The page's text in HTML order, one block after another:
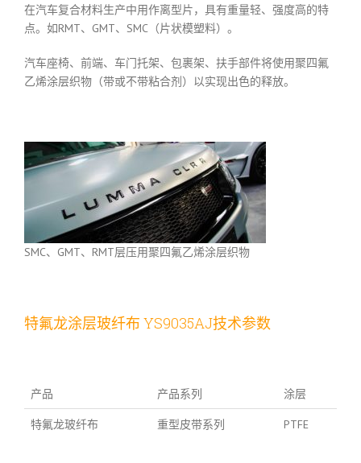
在汽车复合材料生产中用作离型片，具有重量轻、强度高的特
点。如RMT、GMT、SMC（片状模塑料）。
汽车座椅、前端、车门托架、包裹架、扶手部件将使用聚四氟
乙烯涂层织物（带或不带粘合剂）以实现出色的释放。
SMC、GMT、RMT层压用聚四氟乙烯涂层织物
特氟龙涂层玻纤布 YS9035AJ技术参数
产品 产品系列 涂层
特氟龙玻纤布 重型皮带系列 PTFE